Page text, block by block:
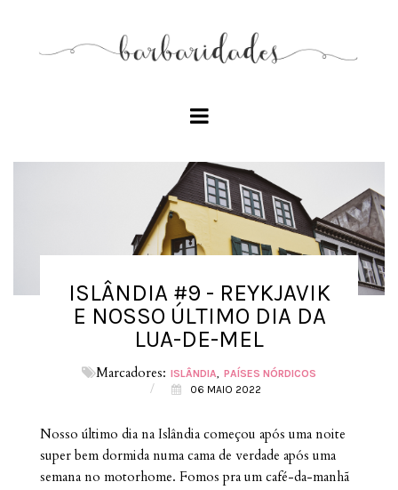
ISLÂNDIA #9 - REYKJAVIK
E NOSSO ÚLTIMO DIA DA
LUA-DE-MEL
Marcadores: ISLÂNDIA PAÍSES NÓRDICOS
/ 06 MAIO 2022
Nosso último dia na Islândia começou após uma noite
super bem dormida numa cama de verdade após uma
semana no motorhome. Fomos pra um café-da-manhã